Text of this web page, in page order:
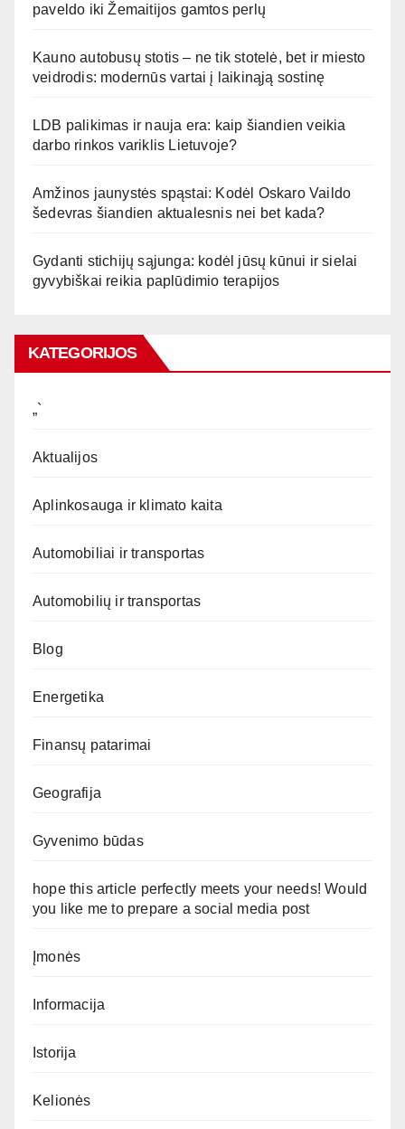
paveldo iki Žemaitijos gamtos perlų
Kauno autobusų stotis – ne tik stotelė, bet ir miesto
veidrodis: modernūs vartai į laikinąją sostinę
LDB palikimas ir nauja era: kaip šiandien veikia
darbo rinkos variklis Lietuvoje?
Amžinos jaunystės spąstai: Kodėl Oskaro Vaildo
šedevras šiandien aktualesnis nei bet kada?
Gydanti stichijų sąjunga: kodėl jūsų kūnui ir sielai
gyvybiškai reikia paplūdimio terapijos
KATEGORIJOS
„`
Aktualijos
Aplinkosauga ir klimato kaita
Automobiliai ir transportas
Automobilių ir transportas
Blog
Energetika
Finansų patarimai
Geografija
Gyvenimo būdas
hope this article perfectly meets your needs! Would
you like me to prepare a social media post
Įmonės
Informacija
Istorija
Kelionės